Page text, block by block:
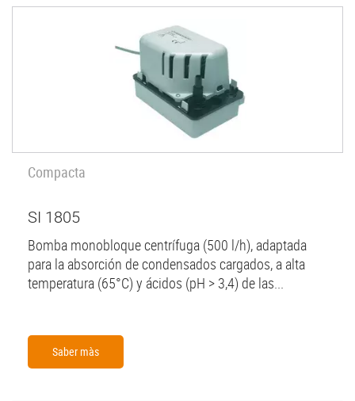
Compacta
SI 1805
Bomba monobloque centrífuga (500 l/h), adaptada
para la absorción de condensados cargados, a alta
temperatura (65°C) y ácidos (pH > 3,4) de las...
Saber màs